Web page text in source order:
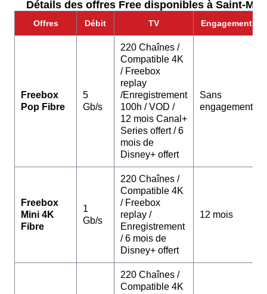
Détails des offres Free disponibles à Saint-
Offres Débit TV Engagement
Freebox
Pop Fibre
5
Gb/s
220 Chaînes /
Compatible 4K
/ Freebox
replay
/Enregistrement
100h / VOD /
12 mois Canal+
Series offert / 6
mois de
Disney+ offert
Sans
engagement
Freebox
Mini 4K
Fibre
1
Gb/s
220 Chaînes /
Compatible 4K
/ Freebox
replay /
Enregistrement
/ 6 mois de
Disney+ offert
12 mois
220 Chaînes /
Compatible 4K